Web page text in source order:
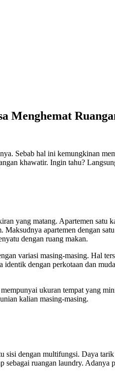
Menghemat
Sebab hal ini kemungkinan
khawatir. Ingin tahu?
yang matang. Apartemen satu
apartemen dengan
dengan ruang makan.
variasi masing-masing. Hal
identik dengan perkotaan dan
ukuran tempat yang
kalian masing-masing.
sisi dengan multifungsi. Daya
ruangan laundry.